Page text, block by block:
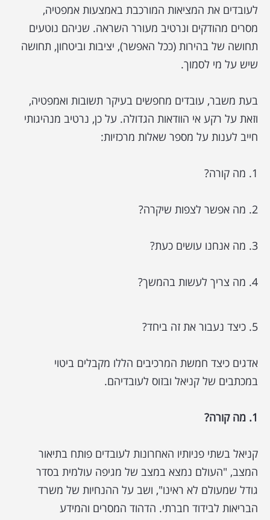
לעובדים את המציאות המורכבת באמצעות אמפטיה,
מסרים מהודקים ונרטיב מעורר השראה. שניהם נוטעים
תחושה של בהירות (ככל האפשר), יציבות וביטחון, תחושה
שיש על מי לסמוך.
בעת משבר, עובדים מחפשים בעיקר תשובות ואמפטיה,
וזאת על רקע אי הוודאות הגדולה. על כן, נרטיב מנהיגותי
חייב לענות על מספר שאלות מרכזיות:
1. מה קורה?
2. מה אפשר לצפות שיקרה?
3. מה אנחנו עושים כעת?
4. מה צריך לעשות בהמשך?
5. כיצד נעבור את זה ביחד?
אדגים כיצד חמשת המרכיבים הללו מקבלים ביטוי
במכתבים של קניאל ובזוס לעובדיהם.
1. מה קורה?
קניאל בשתי פניותיו האחרונות לעובדים פותח בתיאור
המצב, "העולם נמצא במצב של מגיפה עולמית בסדר
גודל שמעולם לא ראינו", ושב על ההנחיות של משרד
הבריאות לבידוד חברתי. הדהוד המסרים והמידע